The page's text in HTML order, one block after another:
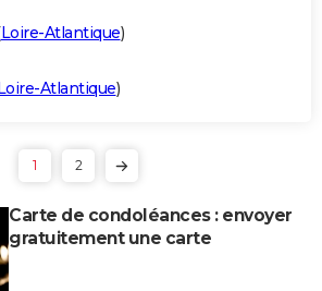
Loire-Atlantique)
Atlantique)
1 2
Carte de condoléances : envoyer
gratuitement une carte